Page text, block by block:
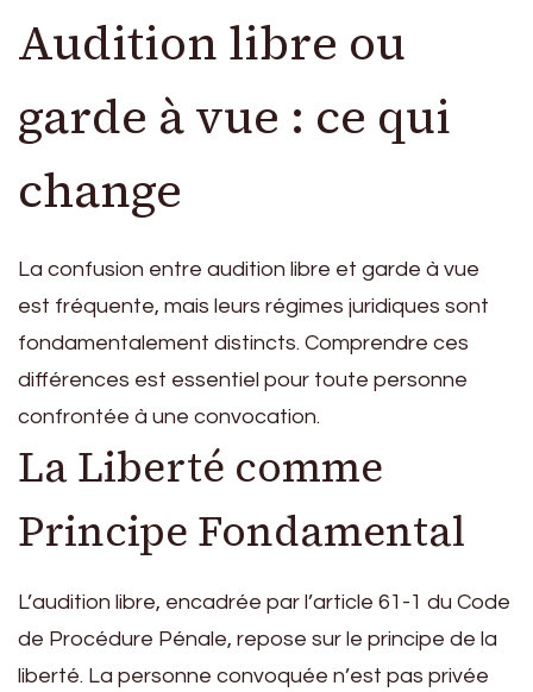
Audition libre ou
garde à vue : ce qui
change
La confusion entre audition libre et garde à vue
est fréquente, mais leurs régimes juridiques sont
fondamentalement distincts. Comprendre ces
différences est essentiel pour toute personne
confrontée à une convocation.
La Liberté comme
Principe Fondamental
L’audition libre, encadrée par l’article 61-1 du Code
de Procédure Pénale, repose sur le principe de la
liberté. La personne convoquée n’est pas privée